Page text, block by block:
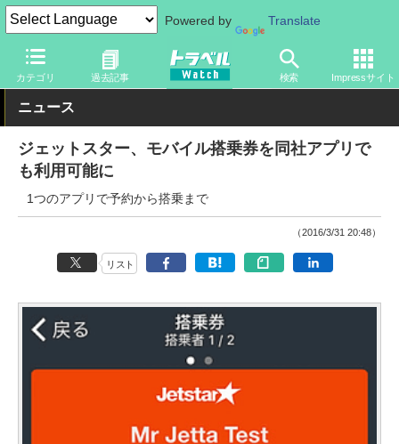
Powered by Translate
カテゴリ 過去記事 検索 Impressサイト
トラベル Watch 旅の方法 空旅 飛行機
ニュース
ジェットスター、モバイル搭乗券を同社アプリで
も利用可能に
1つのアプリで予約から搭乗まで
（2016/3/31 20:48）
リスト